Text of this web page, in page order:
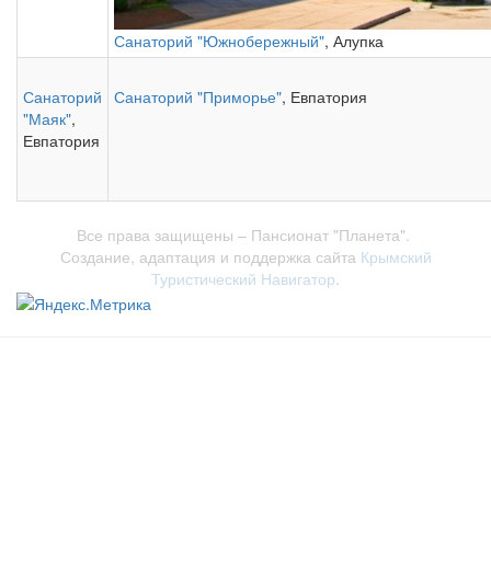
Санаторий "Южнобережный", Алупка
Санаторий
"Маяк",
Евпатория
Санаторий "Приморье", Евпатория
Все права защищены – Пансионат "Планета".
Создание, адаптация и поддержка сайта Крымский
Туристический Навигатор.